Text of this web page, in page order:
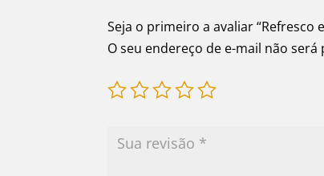
Seja o primeiro a avaliar “Refresco
O seu endereço de e-mail não será